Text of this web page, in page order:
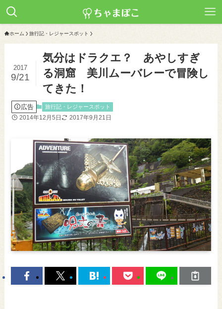
ホーム 旅行記・レジャースポット
気分はドラクエ？ あやしすぎ
る洞窟 美川ムーバレーで冒険し
てきた！
2017
9/21
広告 旅行記・レジャースポット
2014年12月5日 2017年9月21日